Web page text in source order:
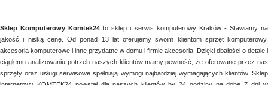
Sklep Komputerowy Komtek24 to sklep i serwis komputerowy Kraków - Stawiamy na
jakość i niską cenę. Od ponad 13 lat oferujemy swoim klientom sprzęt komputerowy,
akcesoria komputerowe i inne przydatne w domu i firmie akcesoria. Dzięki dbałości o detale i
ciągłemu analizowaniu potrzeb naszych klientów mamy pewność, że oferowane przez nas
sprzęty oraz usługi serwisowe spełniają wymogi najbardziej wymagających klientów. Sklep